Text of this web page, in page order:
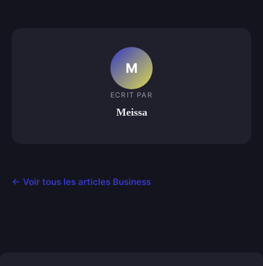
M
ECRIT PAR
Meissa
← Voir tous les articles Business